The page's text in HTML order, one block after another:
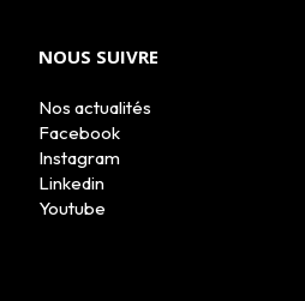
NOUS SUIVRE
Nos actualités
Facebook
Instagram
Linkedin
Youtube